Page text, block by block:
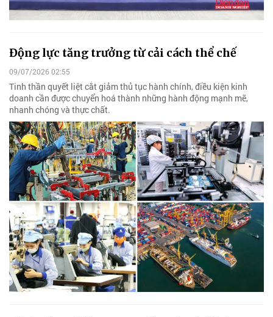
Động lực tăng trưởng từ cải cách thể chế
09/07/2026 02:55
Tinh thần quyết liệt cắt giảm thủ tục hành chính, điều kiện kinh
doanh cần được chuyển hoá thành những hành động mạnh mẽ,
nhanh chóng và thực chất.